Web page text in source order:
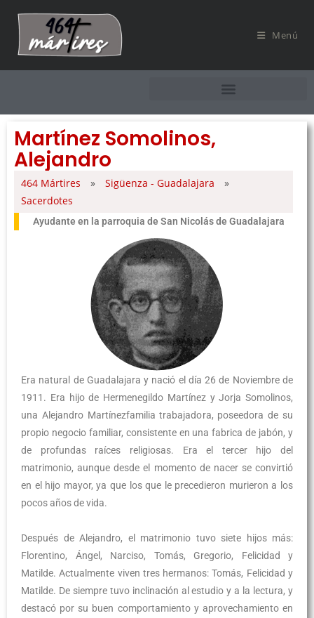
Menú
Martínez Somolinos,
Alejandro
464 Mártires » Sigüenza - Guadalajara
»
Sacerdotes
Ayudante en la parroquia de San Nicolás de Guadalajara
Era natural de Guadalajara y nació el día 26 de Noviembre de
1911. Era hijo de Hermenegildo Martínez y Jorja Somolinos,
una Alejandro Martínezfamilia trabajadora, poseedora de su
propio negocio familiar, consistente en una fabrica de jabón, y
de profundas raíces religiosas. Era el tercer hijo del
matrimonio, aunque desde el momento de nacer se convirtió
en el hijo mayor, ya que los que le precedieron murieron a los
pocos años de vida.
Después de Alejandro, el matrimonio tuvo siete hijos más:
Florentino, Ángel, Narciso, Tomás, Gregorio, Felicidad y
Matilde. Actualmente viven tres hermanos: Tomás, Felicidad y
Matilde. De siempre tuvo inclinación al estudio y a la lectura, y
destacó por su buen comportamiento y aprovechamiento en